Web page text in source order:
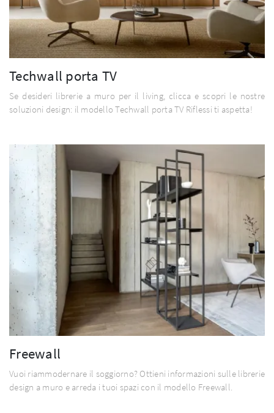
Techwall porta TV
Se desideri librerie a muro per il living, clicca e scopri le nostre
soluzioni design: il modello Techwall porta TV Riflessi ti aspetta!
Freewall
Vuoi riammodernare il soggiorno? Ottieni informazioni sulle librerie
design a muro e arreda i tuoi spazi con il modello Freewall.